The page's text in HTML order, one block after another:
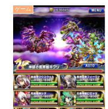
ゲーム